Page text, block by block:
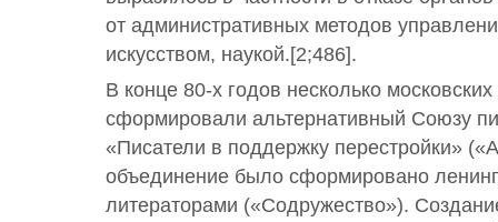
от административных методов
искусством, наукой.[2;486].
В конце 80-х годов несколько
сформировали альтернативный Союзу
«Писатели в поддержку перестройки»
объединение было сформировано
литераторами («Содружество»).